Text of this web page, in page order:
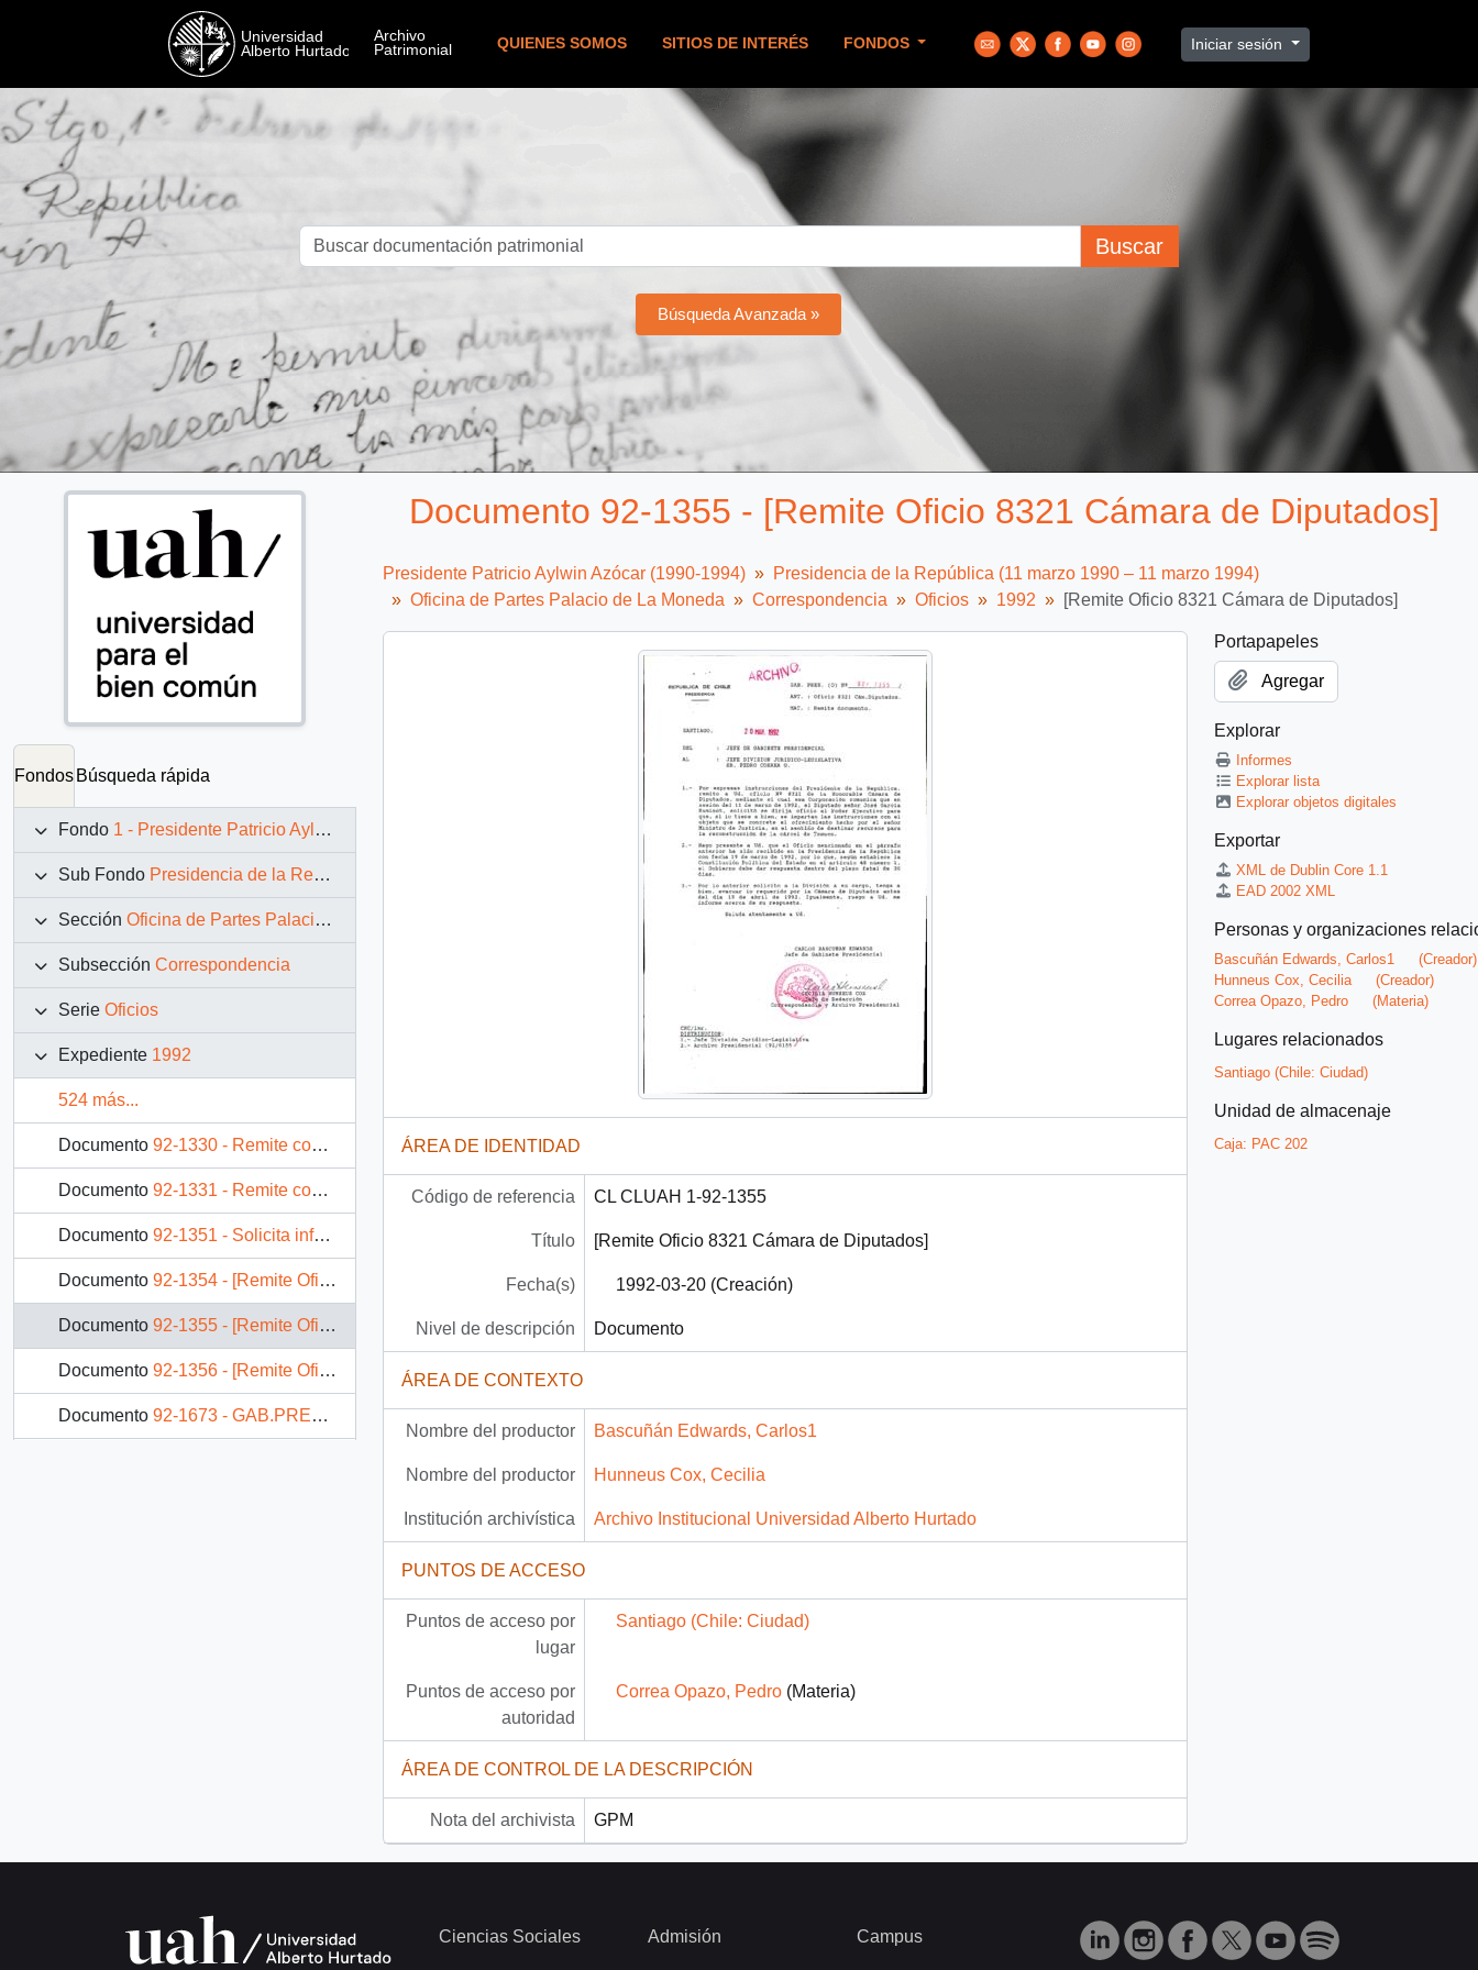
QUIENES SOMOS SITIOS DE INTERÉS FONDOS Iniciar sesión
Buscar
Búsqueda Avanzada »
Fondos Búsqueda rápida
Fondo 1 - Presidente Patricio Aylwin Azócar (1990-1994)
Sub Fondo Presidencia de la República (11 marzo 1990 – 11 marzo 1994)
Sección Oficina de Partes Palacio de La Moneda
Subsección Correspondencia
Serie Oficios
Expediente 1992
524 más...
Documento 92-1330 - Remite copia carta
Documento 92-1331 - Remite copia carta
Documento 92-1351 - Solicita información
Documento 92-1354 - [Remite Oficio 8320 Cámara de Diputados]
Documento 92-1355 - [Remite Oficio 8321 Cámara de Diputados]
Documento 92-1356 - [Remite Oficio 0494 Cámara de Diputados]
Documento 92-1673 - GAB.PRES. (0) N° 92/1673 MAT.: Remite copia carta
Documento 92-1355 - [Remite Oficio 8321 Cámara de Diputados]
Presidente Patricio Aylwin Azócar (1990-1994)
Presidencia de la República (11 marzo 1990 – 11 marzo 1994)
Oficina de Partes Palacio de La Moneda
Correspondencia Oficios 1992 [Remite Oficio 8321 Cámara de Diputados]
ÁREA DE IDENTIDAD
Código de referencia CL CLUAH 1-92-1355
Título [Remite Oficio 8321 Cámara de Diputados]
Fecha(s) 1992-03-20 (Creación)
Nivel de descripción Documento
ÁREA DE CONTEXTO
Nombre del productor Bascuñán Edwards, Carlos1
Nombre del productor Hunneus Cox, Cecilia
Institución archivística Archivo Institucional Universidad Alberto Hurtado
PUNTOS DE ACCESO
Puntos de acceso por
lugar
Santiago (Chile: Ciudad)
Puntos de acceso por
autoridad
Correa Opazo, Pedro(Materia)
ÁREA DE CONTROL DE LA DESCRIPCIÓN
Nota del archivista GPM
Portapapeles
Agregar
Explorar
Informes
Explorar lista
Explorar objetos digitales
Exportar
XML de Dublin Core 1.1
EAD 2002 XML
Personas y organizaciones
Bascuñán Edwards, Carlos1
(Creador)
Hunneus Cox, Cecilia
(Creador)
Correa Opazo, Pedro
(Materia)
Lugares relacionados
Santiago (Chile: Ciudad)
Unidad de almacenaje
Caja: PAC 202
Ciencias Sociales Admisión Campus